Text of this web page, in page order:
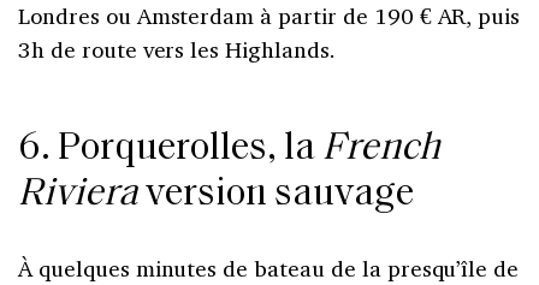
Londres ou Amsterdam à partir de 190 € AR, puis
3h de route vers les Highlands.
6. Porquerolles, la French
Rivieraversion sauvage
À quelques minutes de bateau de la presqu’île de